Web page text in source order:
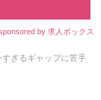
by 求人ボックス
ぎるギャップに苦手